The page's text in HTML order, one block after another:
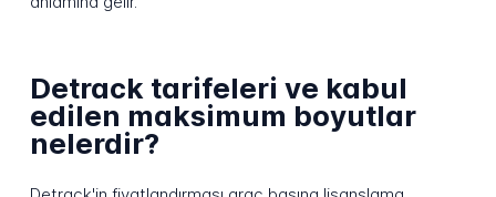
Detrack tarifeleri ve kabul
edilen maksimum boyutlar
nelerdir?